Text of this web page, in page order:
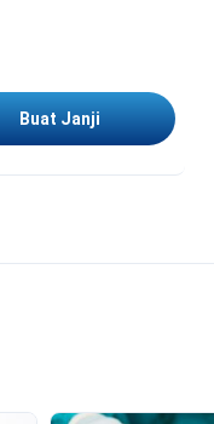
Buat Janji